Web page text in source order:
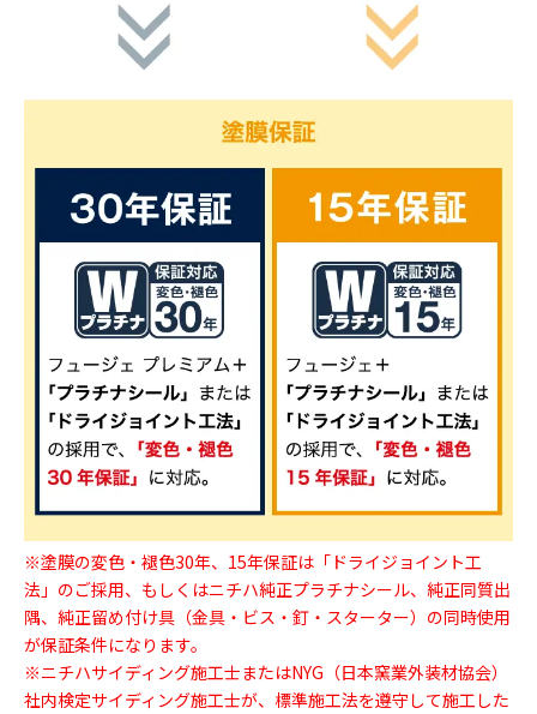
※塗膜の変色・褪色30年、15年保証は「ドライジョイント工
法」のご採用、もしくはニチハ純正プラチナシール、純正同質出
隅、純正留め付け具（金具・ビス・釘・スターター）の同時使用
が保証条件になります。
※ニチハサイディング施工士またはNYG（日本窯業外装材協会）
社内検定サイディング施工士が、標準施工法を遵守して施工した